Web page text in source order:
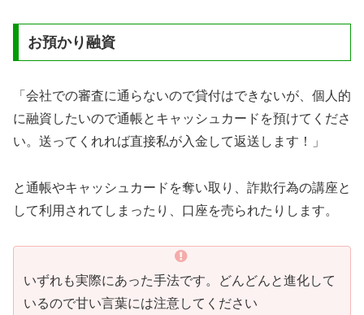
お預かり融資
「会社での審査に通らないので貸付はできないが、個人的
に融資したいので通帳とキャッシュカードを預けてくださ
い。送ってくれれば直接私が入金して返送します！」
と通帳やキャッシュカードを奪い取り、詐欺行為の講座と
して利用されてしまったり、口座を売られたりします。
いずれも実際にあった手法です。どんどんと進化して
いるので甘い言葉には注意してください